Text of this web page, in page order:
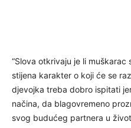
“Slova otkrivaju je li
stijena karakter o koji će se
djevojka treba dobro ispitati
načina, da blagovremeno
svog budućeg partnera u